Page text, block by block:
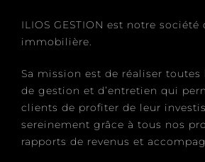
ILIOS GESTION est notre société
immobilière.
Sa mission est de réaliser toutes
de gestion et d’entretien qui
clients de profiter de leur
sereinement grâce à tous nos
rapports de revenus et